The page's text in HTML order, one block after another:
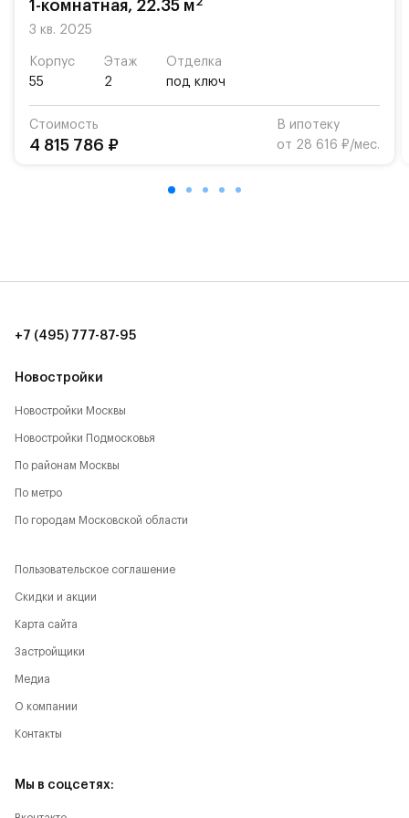
Для автомобилистов — закрытые озеленённые
Территория квартала приватная, въезд
осуществляется по пропускам.#yan19-2r1521025#
1-комнатная, 22.35 м
3 кв. 2025
Корпус
55
Этаж
2
Отделка
под ключ
Стоимость
4 815 786 ₽
В ипотеку
от 28 616 ₽/мес.
Новостройки
Новостройки Москвы
Новостройки Подмосковья
По районам Москвы
По метро
По городам Московской области
+7 (495) 777-87-95
Пользовательское соглашение
Скидки и акции
Карта сайта
Застройщики
Медиа
О компании
Контакты
Мы в соцсетях: